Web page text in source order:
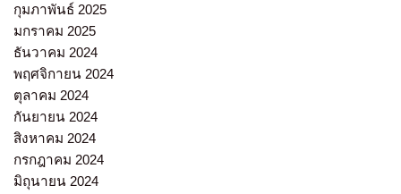
กุมภาพันธ์ 2025
มกราคม 2025
ธันวาคม 2024
พฤศจิกายน 2024
ตุลาคม 2024
กันยายน 2024
สิงหาคม 2024
กรกฎาคม 2024
มิถุนายน 2024